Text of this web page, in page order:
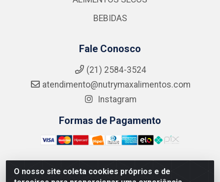
O nosso site coleta cookies próprios e de
BEBIDAS
Fale Conosco
(21) 2584-3524
atendimento@nutrymaxalimentos.com
Instagram
Formas de Pagamento
NUTRY MAX COMÉRCIO DE PRODUTOS ALIMENTICIOS